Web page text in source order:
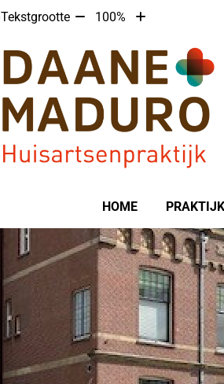
Tekstgrootte Tekst
met
10%
100%
Tekst
met
10%
HoofdmenuHOME